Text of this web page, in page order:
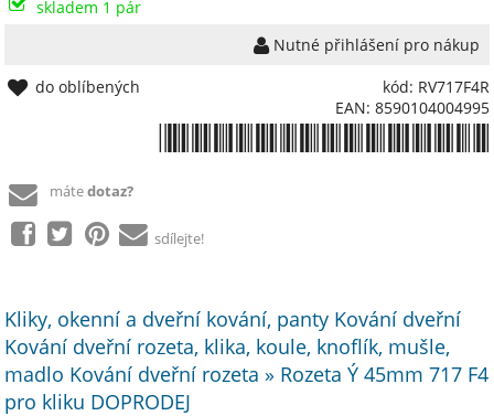
skladem 1 pár
Nutné přihlášení pro nákup
kód: RV717F4R
EAN: 8590104004995
do oblíbených
mátedotaz?
sdílejte!
Kliky, okenní a dveřní kování, panty Kování dveřní
Kování dveřní rozeta, klika, koule, knoflík, mušle,
madlo Kování dveřní rozeta » Rozeta Ý 45mm 717 F4
pro kliku DOPRODEJ